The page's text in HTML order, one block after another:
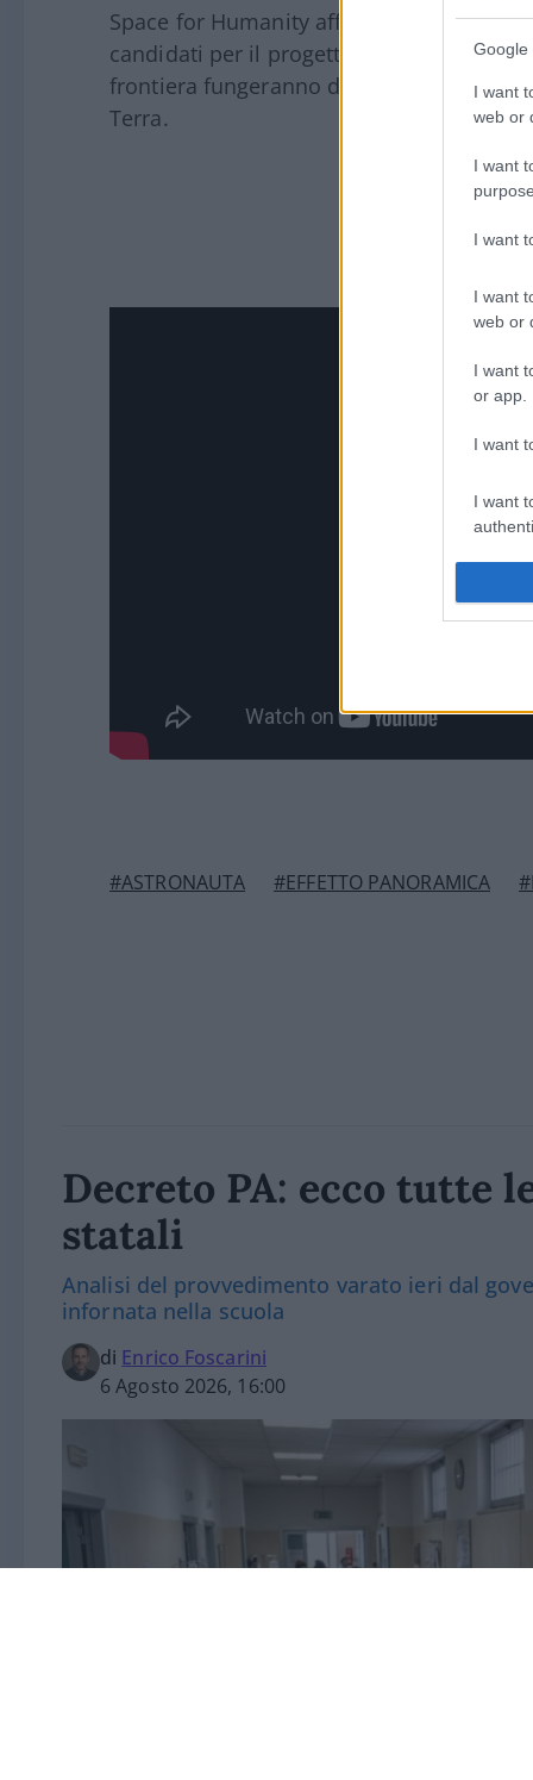
Google
I want
web or
I want
I want
I want
web or
I want
or app.
I want
I want
Space for Humanity afferma che
candidati per il progetto, con l’aspettativa
frontiera fungeranno da ambasciatori
Terra.
#ASTRONAUTA #EFFETTO PANORAMICA
Decreto PA: ecco tutte
statali
Analisi del provvedimento varato ieri dal
infornata nella scuola
di Enrico Foscarini
6 Agosto 2026, 16:00